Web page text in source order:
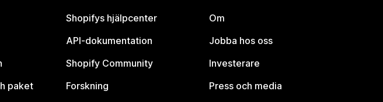
paket
Shopifys hjälpcenter
API-dokumentation
Shopify Community
Forskning
Om
Jobba hos oss
Investerare
Press och media